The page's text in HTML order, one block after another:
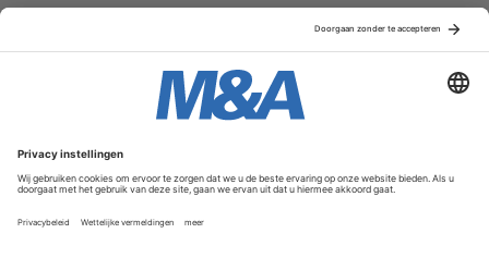
Service & Contact
Contact
FAQ